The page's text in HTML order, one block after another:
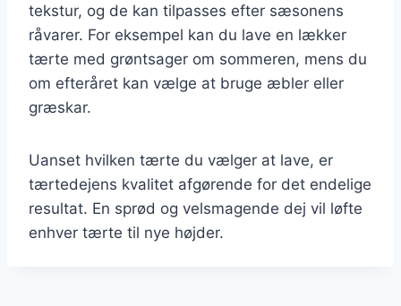
tekstur, og de kan tilpasses efter sæsonens
råvarer. For eksempel kan du lave en lækker
tærte med grøntsager om sommeren, mens du
om efteråret kan vælge at bruge æbler eller
græskar.
Uanset hvilken tærte du vælger at lave, er
tærtedejens kvalitet afgørende for det endelige
resultat. En sprød og velsmagende dej vil løfte
enhver tærte til nye højder.